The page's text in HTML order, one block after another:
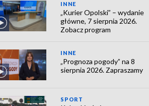
INNE
„Kurier Opolski” – wydanie
główne, 7 sierpnia 2026.
Zobacz program
INNE
„Prognoza pogody” na 8
sierpnia 2026. Zapraszamy
SPORT